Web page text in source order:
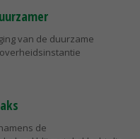
van de duurzame
de